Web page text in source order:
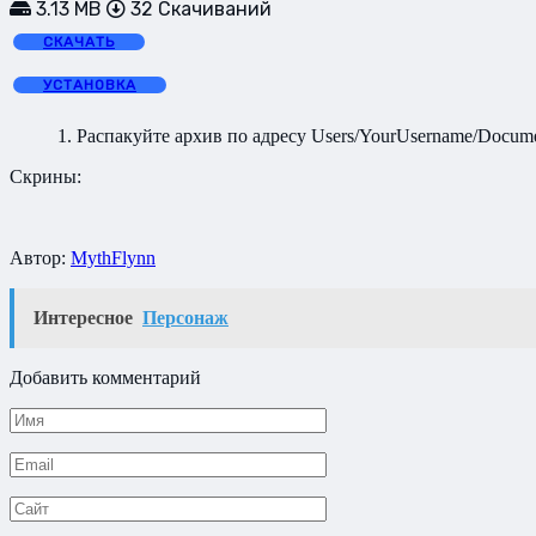
3.13 MB 32 Скачиваний
СКАЧАТЬ
УСТАНОВКА
1. Распакуйте архив по адресу Users/YourUsername/
Скрины:
Автор: MythFlynn
Интересное Персонаж
Добавить комментарий
Имя
*
Email
*
Сайт